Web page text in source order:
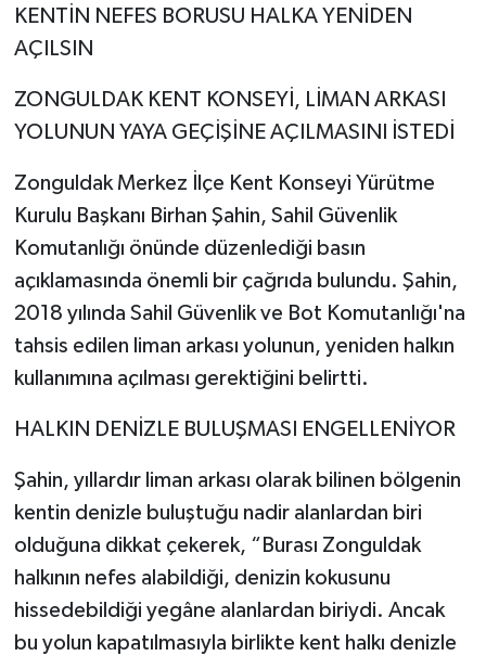
KENTİN NEFES BORUSU HALKA YENİDEN
AÇILSIN
ZONGULDAK KENT KONSEYİ, LİMAN ARKASI
YOLUNUN YAYA GEÇİŞİNE AÇILMASINI İSTEDİ
Zonguldak Merkez İlçe Kent Konseyi Yürütme
Kurulu Başkanı Birhan Şahin, Sahil Güvenlik
Komutanlığı önünde düzenlediği basın
açıklamasında önemli bir çağrıda bulundu. Şahin,
2018 yılında Sahil Güvenlik ve Bot Komutanlığı'na
tahsis edilen liman arkası yolunun, yeniden halkın
kullanımına açılması gerektiğini belirtti.
HALKIN DENİZLE BULUŞMASI ENGELLENİYOR
Şahin, yıllardır liman arkası olarak bilinen bölgenin
kentin denizle buluştuğu nadir alanlardan biri
olduğuna dikkat çekerek, “Burası Zonguldak
halkının nefes alabildiği, denizin kokusunu
hissedebildiği yegâne alanlardan biriydi. Ancak
bu yolun kapatılmasıyla birlikte kent halkı denizle